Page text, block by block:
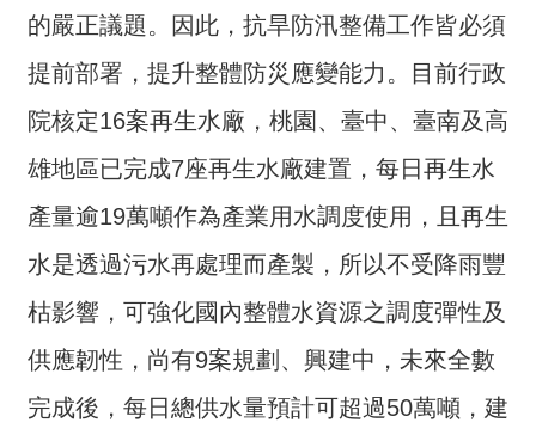
介
主
題
政
策
訊
快
遞
主
題
服
的嚴正議題。因此，抗旱防汛整備工作皆必須
提前部署，提升整體防災應變能力。目前行政
院核定16案再生水廠，桃園、臺中、臺南及高
雄地區已完成7座再生水廠建置，每日再生水
產量逾19萬噸作為產業用水調度使用，且再生
水是透過污水再處理而產製，所以不受降雨豐
枯影響，可強化國內整體水資源之調度彈性及
供應韌性，尚有9案規劃、興建中，未來全數
完成後，每日總供水量預計可超過50萬噸，建